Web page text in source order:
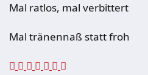
Mal ratlos, mal verbittert
Mal tränennaß statt froh